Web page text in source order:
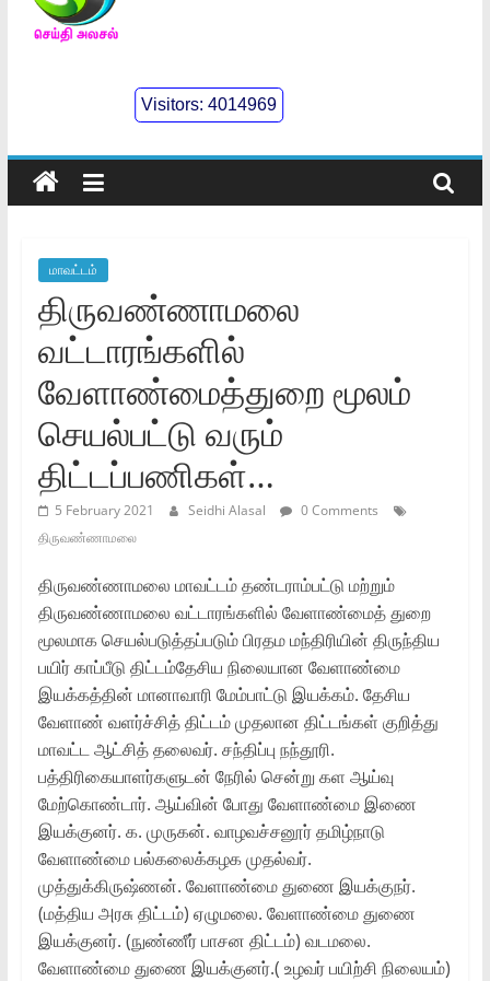
செய்திஅலசல்
Seidhialasal
Tamil
Online
Visitors:4014969
மாவட்டம்
திருவண்ணாமலை
வட்டாரங்களில்
வேளாண்மைத்துறை மூலம்
செயல்பட்டு வரும்
திட்டப்பணிகள்…
5 February 2021 Seidhi Alasal
0 Comments
திருவண்ணாமலை
திருவண்ணாமலை மாவட்டம் தண்டராம்பட்டு மற்றும்
திருவண்ணாமலை வட்டாரங்களில் வேளாண்மைத் துறை
மூலமாக செயல்படுத்தப்படும் பிரதம மந்திரியின் திருந்திய
பயிர் காப்பீடு திட்டம்தேசிய நிலையான வேளாண்மை
இயக்கத்தின் மானாவாரி மேம்பாட்டு இயக்கம். தேசிய
வேளாண் வளர்ச்சித் திட்டம் முதலான திட்டங்கள் குறித்து
மாவட்ட ஆட்சித் தலைவர். சந்திப்பு நந்தூரி.
பத்திரிகையாளர்களுடன் நேரில் சென்று கள ஆய்வு
மேற்கொண்டார். ஆய்வின் போது வேளாண்மை இணை
இயக்குனர். க. முருகன். வாழவச்சனூர் தமிழ்நாடு
வேளாண்மை பல்கலைக்கழக முதல்வர்.
முத்துக்கிருஷ்ணன். வேளாண்மை துணை இயக்குநர்.
(மத்திய அரசு திட்டம்) ஏழுமலை. வேளாண்மை துணை
இயக்குனர். (நுண்ணீர் பாசன திட்டம்) வடமலை.
வேளாண்மை துணை இயக்குனர்.( உழவர் பயிற்சி நிலையம்)